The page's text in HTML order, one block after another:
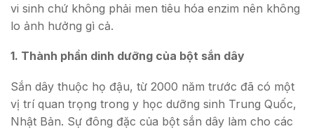
vi sinh chứ không phải men tiêu hóa enzim nên không
lo ảnh hưởng gì cả.
1. Thành phần dinh dưỡng của bột sắn dây
Sắn dây thuộc họ đậu, từ 2000 năm trước đã có một
vị trí quan trọng trong y học dưỡng sinh Trung Quốc,
Nhật Bản. Sự đông đặc của bột sắn dây làm cho các